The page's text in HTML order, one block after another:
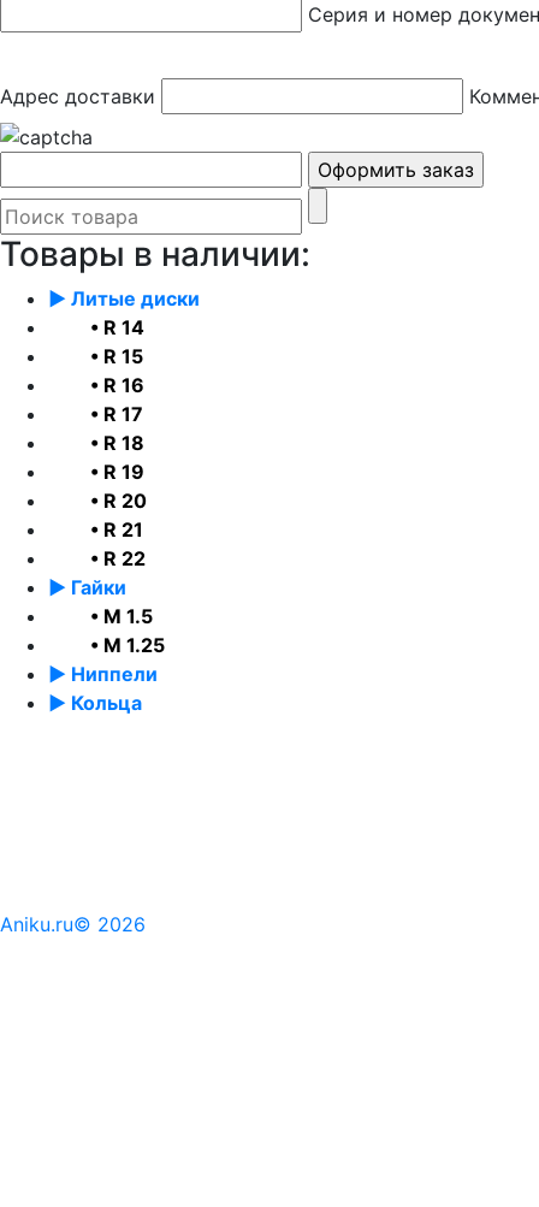
Серия и номер
Адрес доставки
Товары в наличии:
► Литые диски
• R 14
• R 15
• R 16
• R 17
• R 18
• R 19
• R 20
• R 21
• R 22
► Гайки
• М 1.5
• М 1.25
► Ниппели
► Кольца
Aniku.ru© 2026